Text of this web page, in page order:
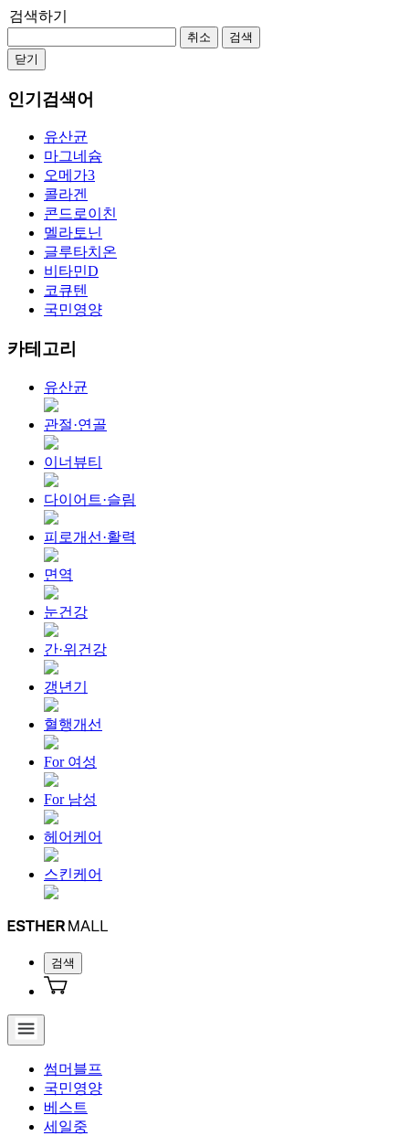
검색하기
취소
검색
닫기
인기검색어
유산균
마그네슘
오메가3
콜라겐
콘드로이친
멜라토닌
글루타치온
비타민D
코큐텐
국민영양
카테고리
유산균
관절·연골
이너뷰티
다이어트·슬림
피로개선·활력
면역
눈건강
간·위건강
갱년기
혈행개선
For 여성
For 남성
헤어케어
스킨케어
검색
썸머블프
국민영양
베스트
세일중